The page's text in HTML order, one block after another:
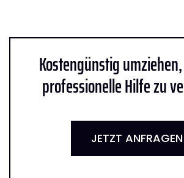
Kostengünstig
professionelle Hilfe zu
JETZT ANFRAGEN